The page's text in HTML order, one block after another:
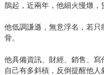
鵲起，近兩年，他細火慢燉，
他低調謙遜，無意浮名，若
骨。
他具備資訊、財經、銷售、
自己有多斜槓，反倒提醒他人